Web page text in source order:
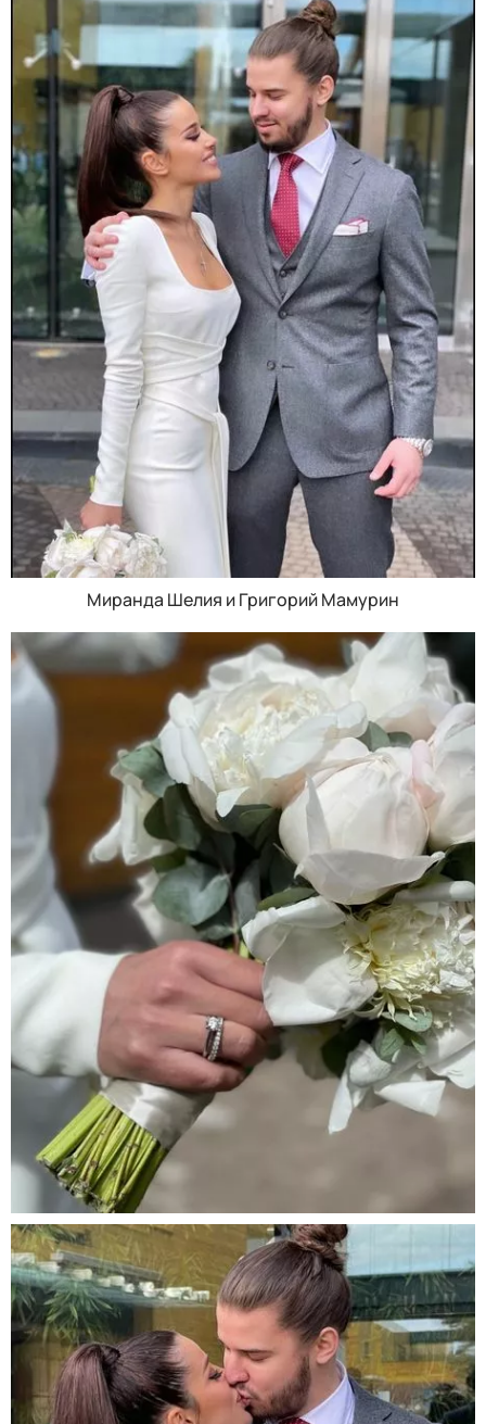
Миранда Шелия и Григорий Мамурин